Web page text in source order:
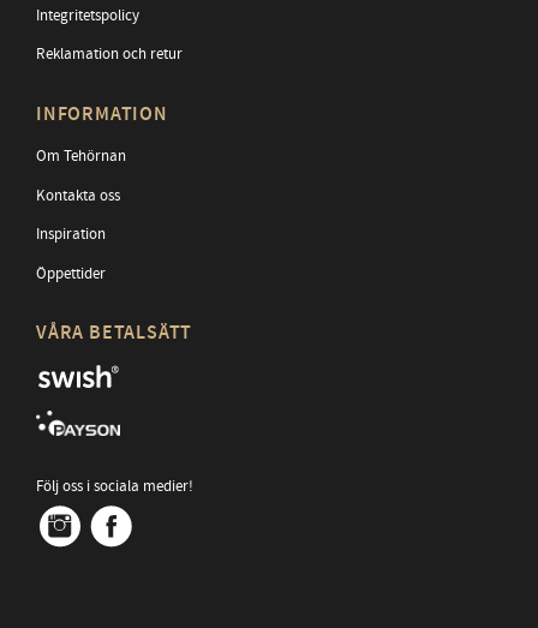
Integritetspolicy
Reklamation och retur
INFORMATION
Om Tehörnan
Kontakta oss
Inspiration
Öppettider
VÅRA BETALSÄTT
Följ oss i sociala medier!